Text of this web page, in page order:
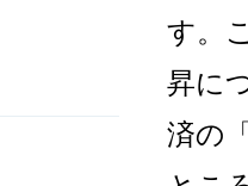
す。
昇に
済の